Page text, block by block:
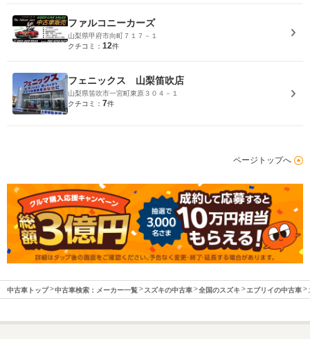
ファルコニーカーズ
山梨県甲府市向町７１７－１
クチコミ： 12件
フェニックス 山梨笛吹店
山梨県笛吹市一宮町東原３０４－１
クチコミ： 7件
ページトップへ
中古車トップ 中古車検索：メーカー一覧 スズキの中古車 全国のスズキ エブリイの中古車